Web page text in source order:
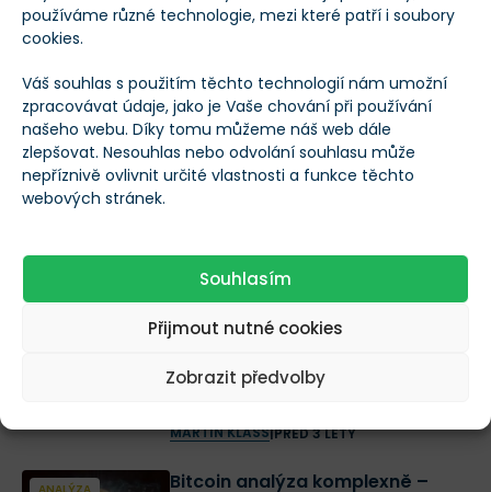
používáme různé technologie, mezi které patří i soubory
cookies.
Váš souhlas s použitím těchto technologií nám umožní
zpracovávat údaje, jako je Vaše chování při používání
našeho webu. Díky tomu můžeme náš web dále
zlepšovat. Nesouhlas nebo odvolání souhlasu může
nepříznivě ovlivnit určité vlastnosti a funkce těchto
webových stránek.
Souhlasím
Přijmout nutné cookies
Zobrazit předvolby
– Co zase tlačí akcie tolik dolů?
ANALÝZA
[Bitcoin] Analýza 10. 3. 2023 – Je
po všem?
ANDREJ KALVODA| PŘED 3 LETY
MARTIN KLASS |PŘED 3 LETY
Nastává obnova akcií z
NASDAQ? Analýza 3 akcií, díky
kterým můžete být do příštího
MARTIN KLASS|PŘED 3 LETY
Bitcoin analýza komplexně –